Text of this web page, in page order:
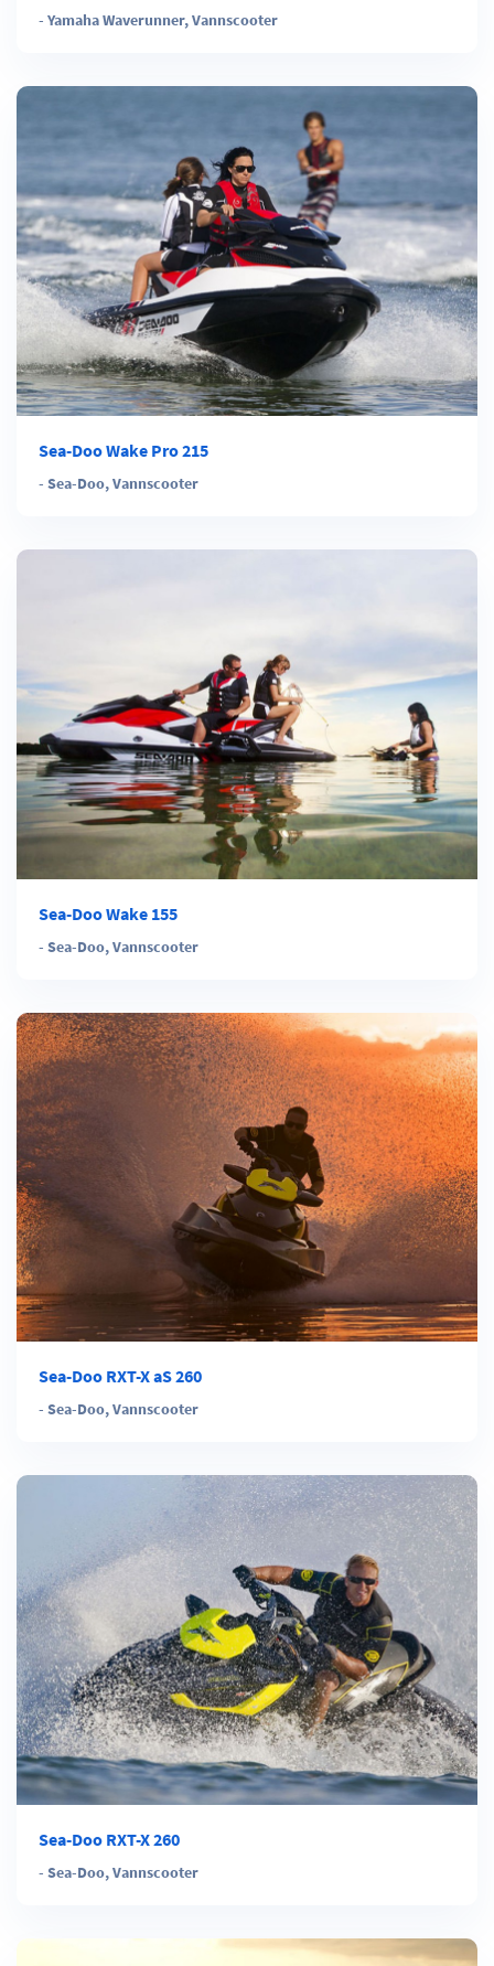
- Yamaha Waverunner,Vannscooter
Sea-Doo Wake Pro 215
- Sea-Doo,Vannscooter
Sea-Doo Wake 155
- Sea-Doo,Vannscooter
Sea-Doo RXT-X aS 260
- Sea-Doo,Vannscooter
Sea-Doo RXT-X 260
- Sea-Doo,Vannscooter